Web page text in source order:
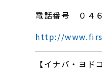
電話番号 ０４
http://
【イナバ・ヨド